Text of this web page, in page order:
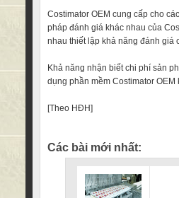
Costimator OEM cung cấp cho
pháp đánh giá khác nhau của
nhau thiết lập khả năng đánh giá
Khả năng nhận biết chi phí sản
dụng phần mềm Costimator
[Theo HĐH]
Các bài mới nhất: